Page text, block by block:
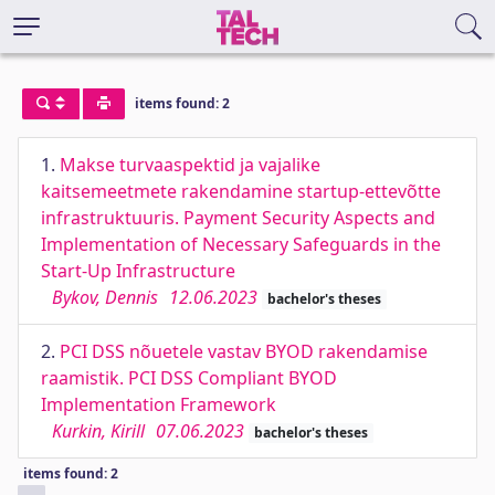
items found: 2
1. Makse turvaaspektid ja vajalike
kaitsemeetmete rakendamine startup-ettevõtte
infrastruktuuris. Payment Security Aspects and
Implementation of Necessary Safeguards in the
Start-Up Infrastructure
Bykov, Dennis 12.06.2023 bachelor's theses
2. PCI DSS nõuetele vastav BYOD rakendamise
raamistik. PCI DSS Compliant BYOD
Implementation Framework
Kurkin, Kirill 07.06.2023 bachelor's theses
items found: 2